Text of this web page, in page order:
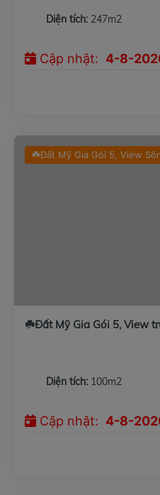
Diện tích: 247m2
Cập nhật: 4-8-
☘️Đất Mỹ Gia Gói 5, View
☘️Đất Mỹ Gia Gói 5, View
Diện tích: 100m2
Cập nhật: 4-8-